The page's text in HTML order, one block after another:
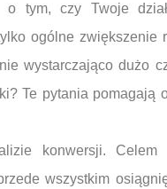
o tym, czy Twoje
ogólne
wystarczająco dużo
Te pytania
konwersji.
wszystkim